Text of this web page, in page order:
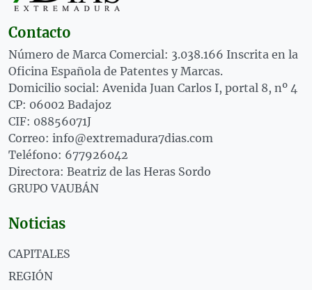
Contacto
Número de Marca Comercial: 3.038.166 Inscrita en la
Oficina Española de Patentes y Marcas.
Domicilio social: Avenida Juan Carlos I, portal 8, nº 4
CP: 06002 Badajoz
CIF: 08856071J
Correo: info@extremadura7dias.com
Teléfono: 677926042
Directora: Beatriz de las Heras Sordo
GRUPO VAUBÁN
Noticias
CAPITALES
REGIÓN